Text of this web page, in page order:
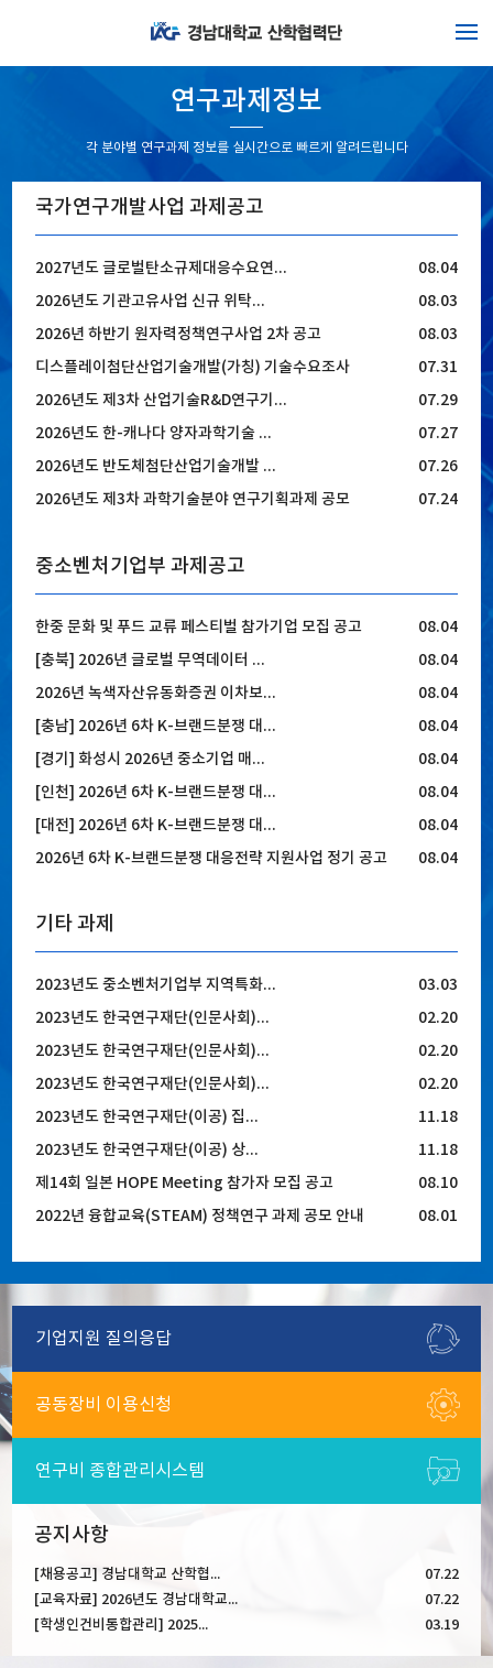
연구과제정보
각 분야별 연구과제 정보를 실시간으로 빠르게 알려드립니다
국가연구개발사업 과제공고
2027년도 글로벌탄소규제대응수요연...
08.04
2026년도 기관고유사업 신규 위탁...
08.03
2026년 하반기 원자력정책연구사업 2차 공고
08.03
디스플레이첨단산업기술개발(가칭) 기술수요조사
07.31
2026년도 제3차 산업기술R&D연구기...
07.29
2026년도 한-캐나다 양자과학기술 ...
07.27
2026년도 반도체첨단산업기술개발 ...
07.26
2026년도 제3차 과학기술분야 연구기획과제 공모
07.24
중소벤처기업부 과제공고
한중 문화 및 푸드 교류 페스티벌 참가기업 모집 공고
08.04
[충북] 2026년 글로벌 무역데이터 ...
08.04
2026년 녹색자산유동화증권 이차보...
08.04
[충남] 2026년 6차 K-브랜드분쟁 대...
08.04
[경기] 화성시 2026년 중소기업 매...
08.04
[인천] 2026년 6차 K-브랜드분쟁 대...
08.04
[대전] 2026년 6차 K-브랜드분쟁 대...
08.04
2026년 6차 K-브랜드분쟁 대응전략 지원사업 정기 공고
08.04
기타 과제
2023년도 중소벤처기업부 지역특화...
03.03
2023년도 한국연구재단(인문사회)...
02.20
2023년도 한국연구재단(인문사회)...
02.20
2023년도 한국연구재단(인문사회)...
02.20
2023년도 한국연구재단(이공) 집...
11.18
2023년도 한국연구재단(이공) 상...
11.18
제14회 일본 HOPE Meeting 참가자 모집 공고
08.10
2022년 융합교육(STEAM) 정책연구 과제 공모 안내
08.01
기업지원 질의응답
공동장비 이용신청
연구비 종합관리시스템
공지사항
[채용공고] 경남대학교 산학협...
07.22
[교육자료] 2026년도 경남대학교...
07.22
[학생인건비통합관리] 2025...
03.19